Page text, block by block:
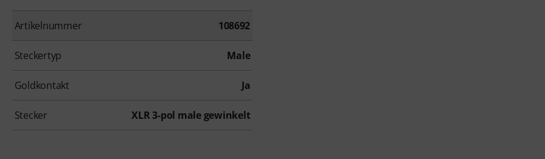
Artikelnummer 108692
Steckertyp Male
Goldkontakt Ja
Stecker XLR 3-pol male gewinkelt